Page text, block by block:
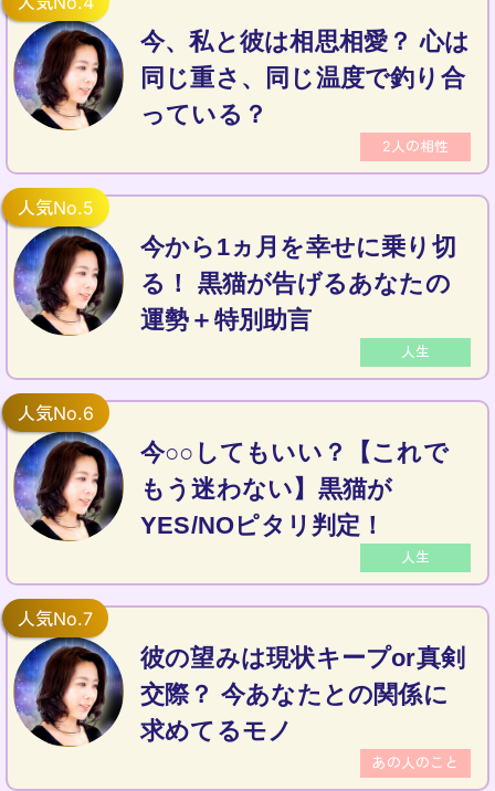
2人の相性
今、私と彼は相思相愛？ 心は
同じ重さ、同じ温度で釣り合
っている？
人生
今から1ヵ月を幸せに乗り切
る！ 黒猫が告げるあなたの
運勢＋特別助言
人生
今○○してもいい？【これで
もう迷わない】黒猫が
YES/NOピタリ判定！
あの人のこと
彼の望みは現状キープor真剣
交際？ 今あなたとの関係に
求めてるモノ